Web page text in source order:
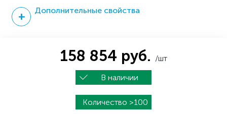
Дополнительные свойства
158 854 руб. /шт
В наличии
Количество >100